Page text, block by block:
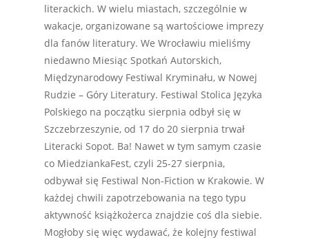
literackich. W wielu miastach, szczególnie w
wakacje, organizowane są wartościowe imprezy
dla fanów literatury. We Wrocławiu mieliśmy
niedawno Miesiąc Spotkań Autorskich,
Międzynarodowy Festiwal Kryminału, w Nowej
Rudzie – Góry Literatury. Festiwal Stolica Języka
Polskiego na początku sierpnia odbył się w
Szczebrzeszynie, od 17 do 20 sierpnia trwał
Literacki Sopot. Ba! Nawet w tym samym czasie
co MiedziankaFest, czyli 25-27 sierpnia,
odbywał się Festiwal Non-Fiction w Krakowie. W
każdej chwili zapotrzebowania na tego typu
aktywność książkożerca znajdzie coś dla siebie.
Mogłoby się więc wydawać, że kolejny festiwal